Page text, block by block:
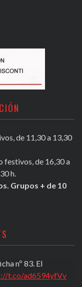
de 11,30 a 13,30
festivos, de 16,30 a
h.
Grupos + de 10
nº 83. El
t.co/ad6594yfVv